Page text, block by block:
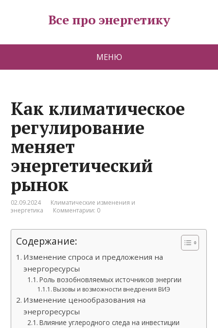
Все про энергетику
МЕНЮ
Как климатическое
регулирование
меняет
энергетический
рынок
02.09.2024
Климатические изменения и
энергетика
Комментарии: 0
Содержание:
Изменение спроса и предложения на
энергоресурсы
Роль возобновляемых источников энергии
Вызовы и возможности внедрения ВИЭ
Изменение ценообразования на
энергоресурсы
Влияние углеродного следа на инвестиции